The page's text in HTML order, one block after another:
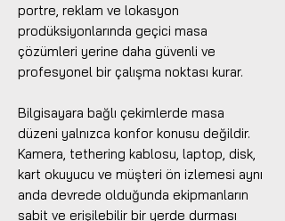
portre, reklam ve lokasyon
prodüksiyonlarında geçici masa
çözümleri yerine daha güvenli ve
profesyonel bir çalışma noktası kurar.
Bilgisayara bağlı çekimlerde masa
düzeni yalnızca konfor konusu değildir.
Kamera, tethering kablosu, laptop, disk,
kart okuyucu ve müşteri ön izlemesi aynı
anda devrede olduğunda ekipmanların
sabit ve erişilebilir bir yerde durması